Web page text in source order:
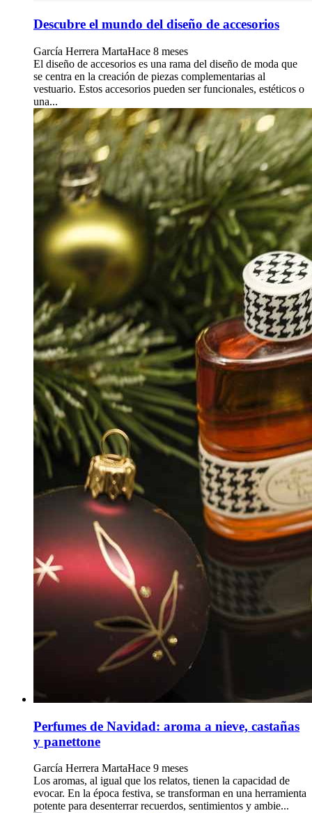
Descubre el mundo del diseño de accesorios
García Herrera MartaHace 8 meses
El diseño de accesorios es una rama del diseño de moda que
se centra en la creación de piezas complementarias al
vestuario. Estos accesorios pueden ser funcionales, estéticos o
una...
Perfumes de Navidad: aroma a nieve, castañas
y panettone
García Herrera MartaHace 9 meses
Los aromas, al igual que los relatos, tienen la capacidad de
evocar. En la época festiva, se transforman en una herramienta
potente para desenterrar recuerdos, sentimientos y ambie...